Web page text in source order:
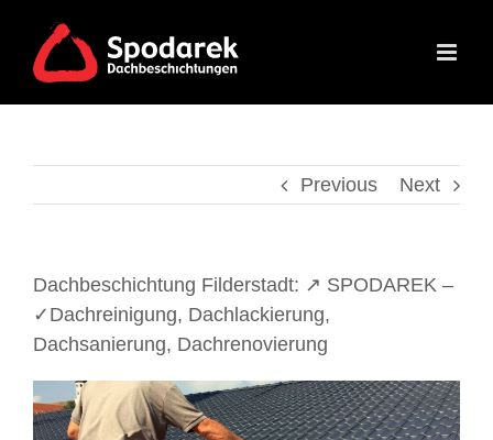
content
Previous Next
Dachbeschichtung Filderstadt: ↗️ SPODAREK –
✓Dachreinigung, Dachlackierung,
Dachsanierung, Dachrenovierung